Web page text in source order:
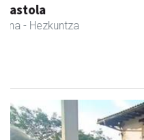
Arindu fisioterapia eta
Amasa-Villabona